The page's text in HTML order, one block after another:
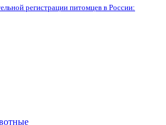
регистрации питомцев в России: